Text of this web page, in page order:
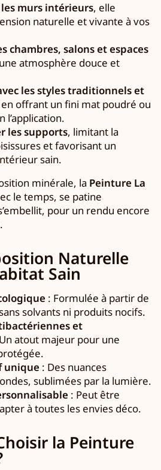
murs intérieurs, elle
naturelle et vivante à vos
chambres, salons et espaces
atmosphère douce et
les styles traditionnels et
en offrant un fini mat poudré ou
l’application.
les supports, limitant la
et favorisant un
sain.
minérale, la Peinture La
le temps, se patine
pour un rendu encore
Naturelle
Sain
: Formulée à partir de
solvants ni produits nocifs.
et
atout majeur pour une
unique : Des nuances
sublimées par la lumière.
: Peut être
à toutes les envies déco.
la Peinture